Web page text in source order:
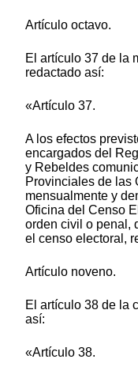
Artículo octavo.
El artículo 37 de la
redactado así:
«Artículo 37.
A los efectos
encargados del
y Rebeldes
Provinciales de las
mensualmente y
Oficina del Censo
orden civil o penal,
el censo electoral,
Artículo noveno.
El artículo 38 de la
así:
«Artículo 38.